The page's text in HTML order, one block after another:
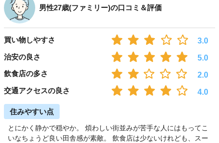
男性27歳(ファミリー)の口コミ＆評価
買い物しやすさ
3.0
治安の良さ
5.0
飲食店の多さ
2.0
交通アクセスの良さ
4.0
住みやすい点
とにかく静かで穏やか。 煩わしい街並みが苦手な人にはもってこ
いなちょうど良い田舎感が素敵。 飲食店は少ないけれども、スー